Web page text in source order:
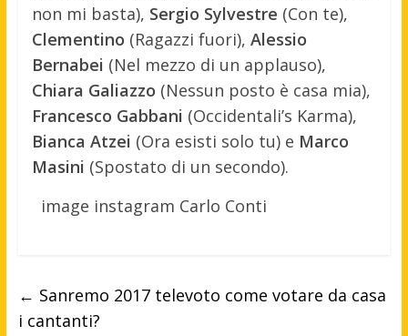
non mi basta), Sergio Sylvestre (Con te),
Clementino (Ragazzi fuori), Alessio
Bernabei (Nel mezzo di un applauso),
Chiara Galiazzo (Nessun posto è casa mia),
Francesco Gabbani (Occidentali’s Karma),
Bianca Atzei (Ora esisti solo tu) e Marco
Masini (Spostato di un secondo).
image instagram Carlo Conti
← Sanremo 2017 televoto come votare da casa
i cantanti?